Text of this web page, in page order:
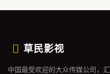
草民影视
中国最受欢迎的大众传媒公司，